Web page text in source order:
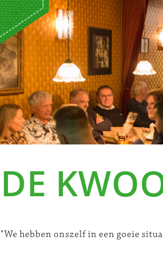
DE
"We hebben onszelf in een goeie